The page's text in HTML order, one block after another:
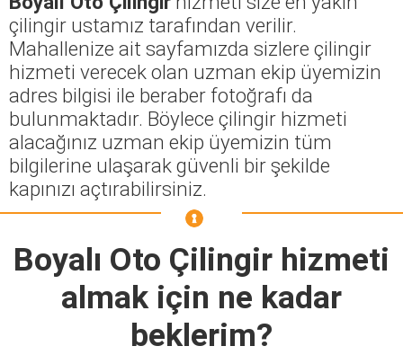
çilingir ustamız tarafından verilir.
Mahallenize ait sayfamızda sizlere çilingir
hizmeti verecek olan uzman ekip üyemizin
adres bilgisi ile beraber fotoğrafı da
bulunmaktadır. Böylece çilingir hizmeti
alacağınız uzman ekip üyemizin tüm
bilgilerine ulaşarak güvenli bir şekilde
kapınızı açtırabilirsiniz.
Boyalı Oto Çilingir hizmeti
almak için ne kadar
beklerim?